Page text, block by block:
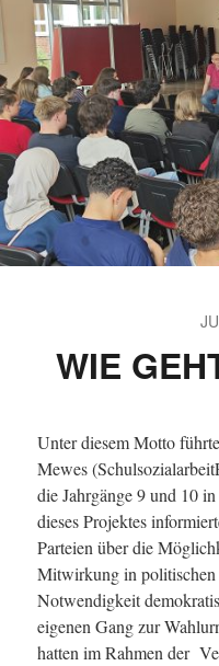
WIE
Unter diesem Motto
Mewes
die Jahrgänge 9 und 10
dieses Projektes
Parteien über die
Mitwirkung in
Notwendigkeit
eigenen Gang zur
hatten im Rahmen der